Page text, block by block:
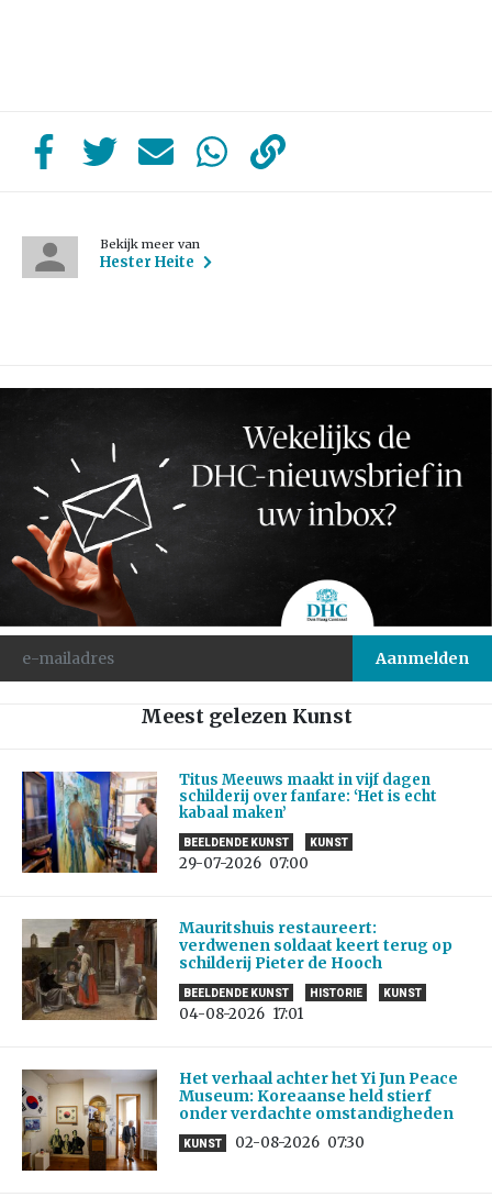
Bekijk meer van
Hester Heite
Meest gelezen Kunst
Titus Meeuws maakt in vijf dagen
schilderij over fanfare: ‘Het is echt
kabaal maken’
BEELDENDE KUNST KUNST
29-07-2026 07:00
Mauritshuis restaureert:
verdwenen soldaat keert terug op
schilderij Pieter de Hooch
BEELDENDE KUNST HISTORIE KUNST
04-08-2026 17:01
Het verhaal achter het Yi Jun Peace
Museum: Koreaanse held stierf
onder verdachte omstandigheden
KUNST 02-08-2026 07:30